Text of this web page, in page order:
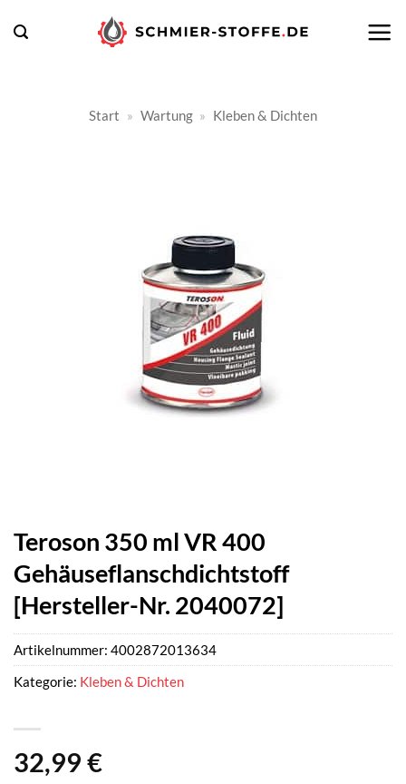
Inhalt
Start » Wartung » Kleben & Dichten
Teroson 350 ml VR 400
Gehäuseflanschdichtstoff
[Hersteller-Nr. 2040072]
32,99 €
Artikelnummer: 4002872013634
Kategorie: Kleben & Dichten